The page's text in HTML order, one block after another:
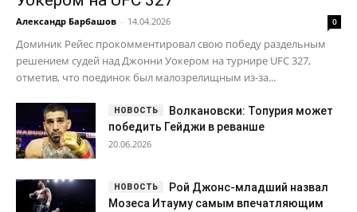
Александр Барбашов - 14.04.2026 0
Доминик Рейес прокомментировал свою победу раздельным
решением судей над Джонни Уокером на турнире UFC 327,
отметив, что поединок был малозрелищным из-за...
Волкановски: Топурия может
победить Гейджи в реванше
20.06.2026
Рой Джонс-младший назвал
Мозеса Итауму самым впечатляющим